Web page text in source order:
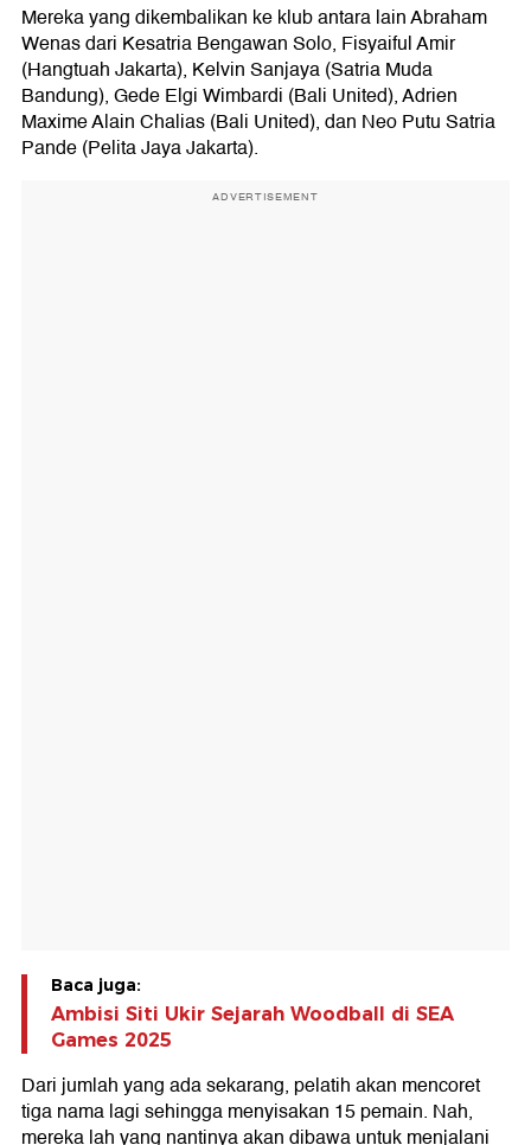
Mereka yang dikembalikan ke klub antara lain Abraham
Wenas dari Kesatria Bengawan Solo, Fisyaiful Amir
(Hangtuah Jakarta), Kelvin Sanjaya (Satria Muda
Bandung), Gede Elgi Wimbardi (Bali United), Adrien
Maxime Alain Chalias (Bali United), dan Neo Putu Satria
Pande (Pelita Jaya Jakarta).
ADVERTISEMENT
Baca juga:
Ambisi Siti Ukir Sejarah Woodball di SEA
Games 2025
Dari jumlah yang ada sekarang, pelatih akan mencoret
tiga nama lagi sehingga menyisakan 15 pemain. Nah,
mereka lah yang nantinya akan dibawa untuk menjalani